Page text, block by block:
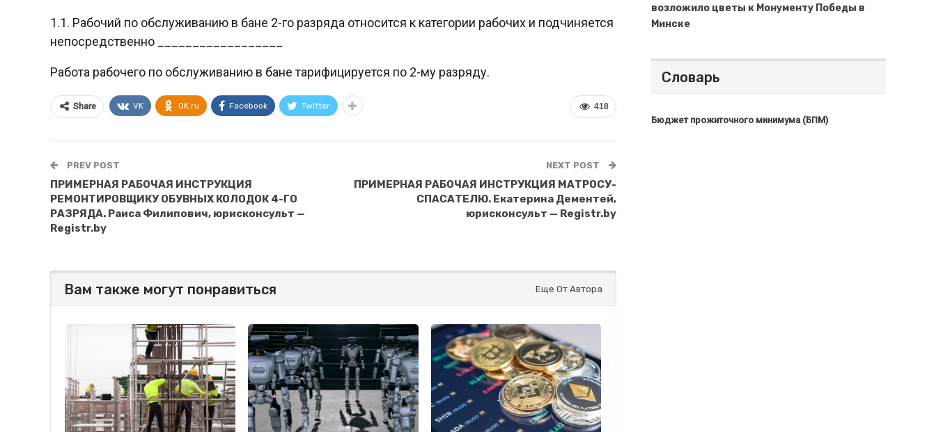
1.1. Рабочий по обслуживанию в бане 2-го разряда относится к категории рабочих и подчиняется
непосредственно __________________
Работа рабочего по обслуживанию в бане тарифицируется по 2-му разряду.
418
Share VK OK.ru Facebook Twitter
PREV POST
ПРИМЕРНАЯ РАБОЧАЯ ИНСТРУКЦИЯ
РЕМОНТИРОВЩИКУ ОБУВНЫХ КОЛОДОК 4-ГО
РАЗРЯДА. Раиса Филипович, юрисконсульт —
Registr.by
NEXT POST
ПРИМЕРНАЯ РАБОЧАЯ ИНСТРУКЦИЯ МАТРОСУ-
СПАСАТЕЛЮ. Екатерина Дементей,
юрисконсульт — Registr.by
Вам также могут понравиться Еще От Автора
возложило цветы к Монументу Победы в
Минске
Словарь
Бюджет прожиточного минимума (БПМ)